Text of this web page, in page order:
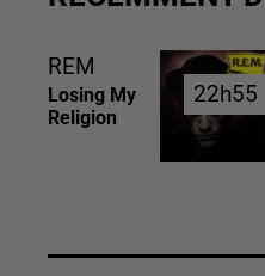
REM
Losing My
Religion
22h55
22h55